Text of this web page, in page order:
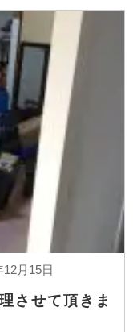
月15日
させて頂きま